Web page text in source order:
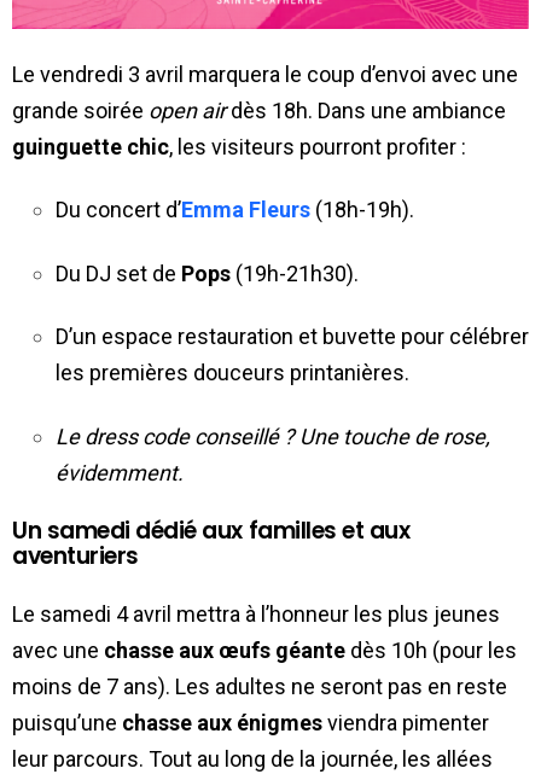
Le vendredi 3 avril marquera le coup d’envoi avec une
grande soirée open airdès 18h. Dans une ambiance
guinguette chic, les visiteurs pourront profiter :
Du concert d’Emma Fleurs (18h-19h).
Du DJ set de Pops (19h-21h30).
D’un espace restauration et buvette pour célébrer
les premières douceurs printanières.
Le dress code conseillé ? Une touche de rose,
évidemment.
Un samedi dédié aux familles et aux
aventuriers
Le samedi 4 avril mettra à l’honneur les plus jeunes
avec une chasse aux œufs géante dès 10h (pour les
moins de 7 ans). Les adultes ne seront pas en reste
puisqu’une chasse aux énigmesviendra pimenter
leur parcours. Tout au long de la journée, les allées